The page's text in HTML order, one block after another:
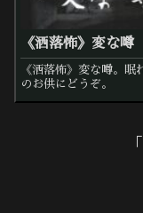
《洒落怖》変な噂
《洒落怖》変な噂。眠
のお供にどうぞ。